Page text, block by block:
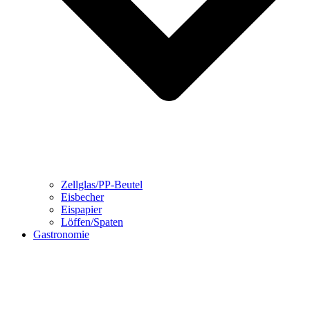
Zellglas/PP-Beutel
Eisbecher
Eispapier
Löffen/Spaten
Gastronomie